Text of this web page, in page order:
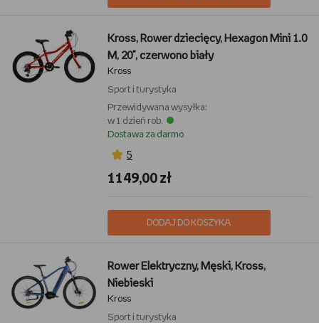
Kross, Rower dziecięcy, Hexagon Mini 1.0
M, 20", czerwono biały
Kross
Sport i turystyka
Przewidywana wysyłka:
w 1 dzień rob.
Dostawa za darmo
5
1149,00 zł
DODAJ DO KOSZYKA
Rower Elektryczny, Męski, Kross,
Niebieski
Kross
Sport i turystyka